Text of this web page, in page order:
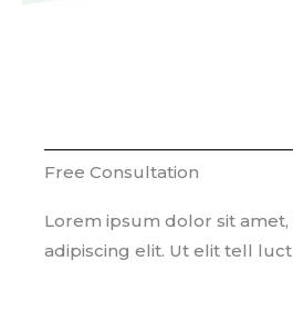
Free Consultation
Lorem ipsum dolor sit
adipiscing elit. Ut elit tell